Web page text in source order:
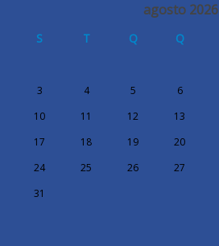
agosto 2026
S T Q Q
3
4 5 6
10
11 12 13
17
18 19 20
24
25 26 27
31